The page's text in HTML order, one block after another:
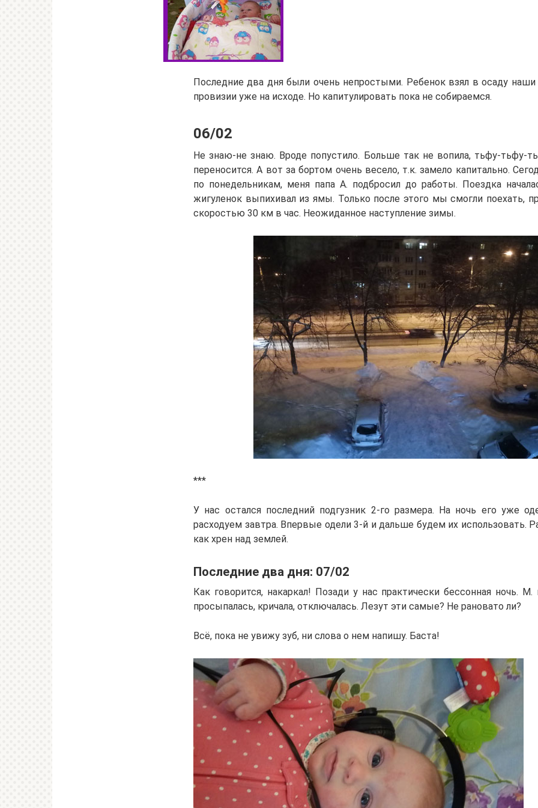
Последние два дня были очень непростыми. Ребенок взял в осаду
провизии уже на исходе. Но капитулировать пока не собираемся.
06/02
Не знаю-не знаю. Вроде попустило. Больше так не вопила, тьфу-тьфу-
переносится. А вот за бортом очень весело, т.к. замело капитально.
по понедельникам, меня папа А. подбросил до работы. Поездка
жигуленок выпихивал из ямы. Только после этого мы смогли поехать,
скоростью 30 км в час. Неожиданное наступление зимы.
***
У нас остался последний подгузник 2-го размера. На ночь его уже
расходуем завтра. Впервые одели 3-й и дальше будем их использовать.
как хрен над землей.
Последние два дня: 07/02
Как говорится, накаркал! Позади у нас практически бессонная ночь.
просыпалась, кричала, отключалась. Лезут эти самые? Не рановато ли?
Всё, пока не увижу зуб, ни слова о нем напишу. Баста!